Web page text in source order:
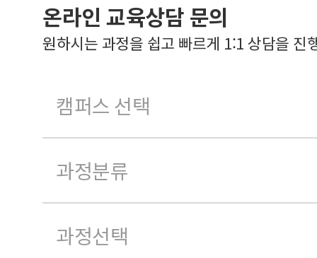
온라인 교육상담 문의
원하시는 과정을 쉽고 빠르게 1:1 상담을 진